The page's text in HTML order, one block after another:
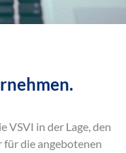
VSVI in der Lage, den
die angebotenen